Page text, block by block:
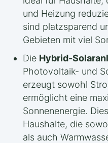
und Heizung
sind platzsparend
Gebieten mit viel
Die Hybrid-
Photovoltaik- und
erzeugt sowohl
ermöglicht eine
Sonnenenergie.
Haushalte, die
als auch